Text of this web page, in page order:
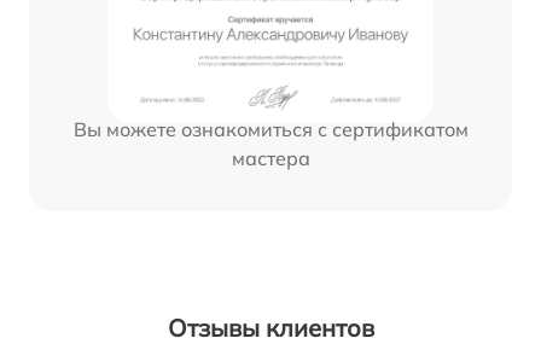
Вы можете ознакомиться с сертификатом
мастера
Отзывы клиентов